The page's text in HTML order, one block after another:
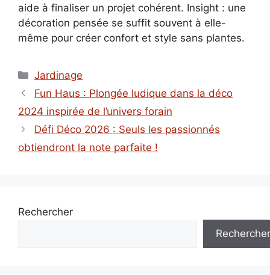
aide à finaliser un projet cohérent. Insight : une
décoration pensée se suffit souvent à elle-
même pour créer confort et style sans plantes.
Catégories
Jardinage
Fun Haus : Plongée ludique dans la déco
2024 inspirée de l’univers forain
Défi Déco 2026 : Seuls les passionnés
obtiendront la note parfaite !
Rechercher
Rechercher